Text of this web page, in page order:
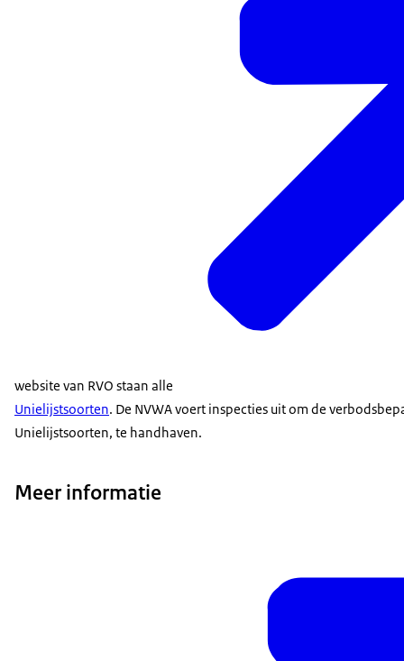
website van RVO staan alle
Unielijstsoorten. De NVWA voert inspecties uit om de
Unielijstsoorten, te handhaven.
Meer informatie